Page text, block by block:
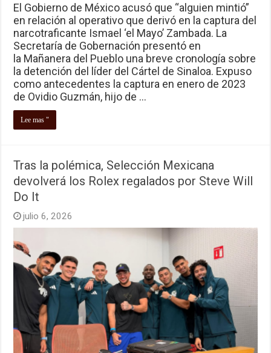
El Gobierno de México acusó que “alguien mintió”
en relación al operativo que derivó en la captura del
narcotraficante Ismael ‘el Mayo’ Zambada. La
Secretaría de Gobernación presentó en
la Mañanera del Pueblo una breve cronología sobre
la detención del líder del Cártel de Sinaloa. Expuso
como antecedentes la captura en enero de 2023
de Ovidio Guzmán, hijo de …
Lee mas "
Tras la polémica, Selección Mexicana
devolverá los Rolex regalados por Steve Will
Do It
julio 6, 2026